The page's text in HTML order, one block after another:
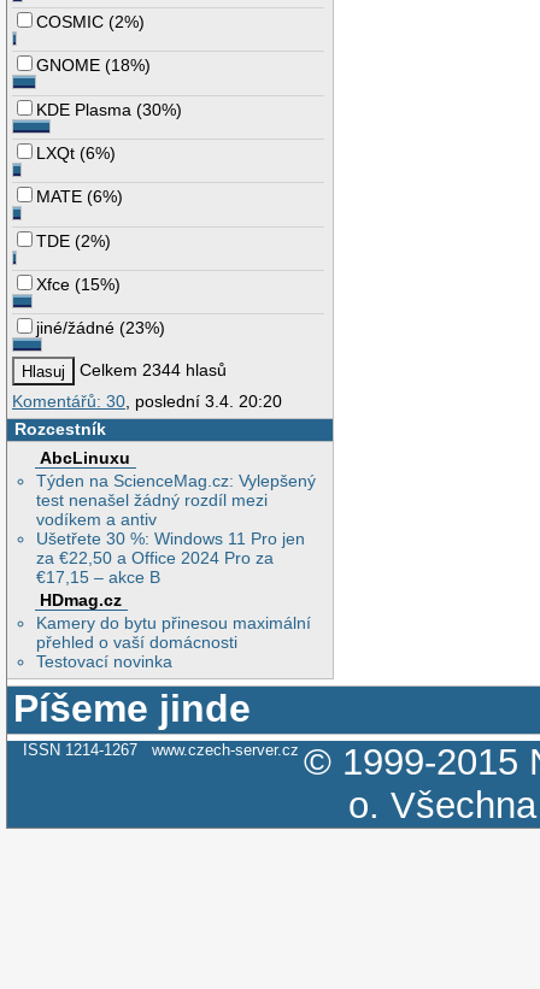
COSMIC (2%)
GNOME (18%)
KDE Plasma (30%)
LXQt (6%)
MATE (6%)
TDE (2%)
Xfce (15%)
jiné/žádné (23%)
Celkem 2344 hlasů
Komentářů: 30 , poslední 3.4. 20:20
Rozcestník
AbcLinuxu
Týden na ScienceMag.cz: Vylepšený
test nenašel žádný rozdíl mezi
vodíkem a antiv
Ušetřete 30 %: Windows 11 Pro jen
za €22,50 a Office 2024 Pro za
€17,15 – akce B
HDmag.cz
Kamery do bytu přinesou maximální
přehled o vaší domácnosti
Testovací novinka
Píšeme jinde
ISSN 1214-1267 www.czech-server.cz © 1999-2015
o.